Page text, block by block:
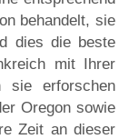
behandelt, sie
dies die beste
mit Ihrer
sie erforschen
Oregon sowie
Zeit an dieser